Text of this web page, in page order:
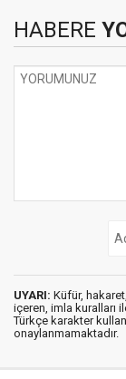
HABERE
UYARI: Küfür,
içeren, imla kuralları
Türkçe karakter
onaylanmamaktadır.